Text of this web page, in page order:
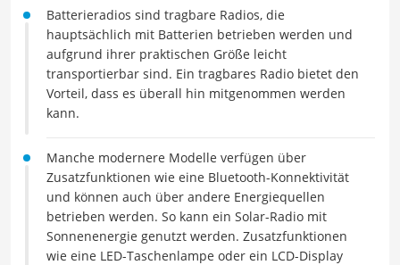
Batterieradios sind tragbare Radios, die
hauptsächlich mit Batterien betrieben werden und
aufgrund ihrer praktischen Größe leicht
transportierbar sind. Ein tragbares Radio bietet den
Vorteil, dass es überall hin mitgenommen werden
kann.
Manche modernere Modelle verfügen über
Zusatzfunktionen wie eine Bluetooth-Konnektivität
und können auch über andere Energiequellen
betrieben werden. So kann ein Solar-Radio mit
Sonnenenergie genutzt werden. Zusatzfunktionen
wie eine LED-Taschenlampe oder ein LCD-Display